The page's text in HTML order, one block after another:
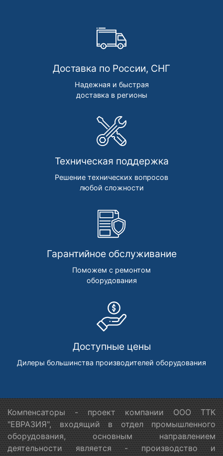
Доставка по России, СНГ
Надежная и быстрая
доставка в регионы
Техническая поддержка
Решение технических вопросов
любой сложности
Гарантийное обслуживание
Поможем с ремонтом
оборудования
Доступные цены
Дилеры большинства производителей оборудования
Компенсаторы - проект компании ООО ТТК
"ЕВРАЗИЯ", входящий в отдел промышленного
оборудования, основным направлением
деятельности является - производство и